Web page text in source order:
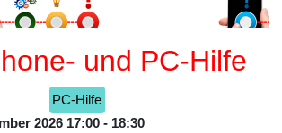
und PC-Hilfe
PC-Hilfe
2026 17:00 - 18:30